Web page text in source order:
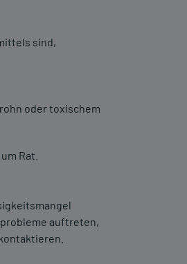
sind,
oder toxischem
Rat.
auftreten,